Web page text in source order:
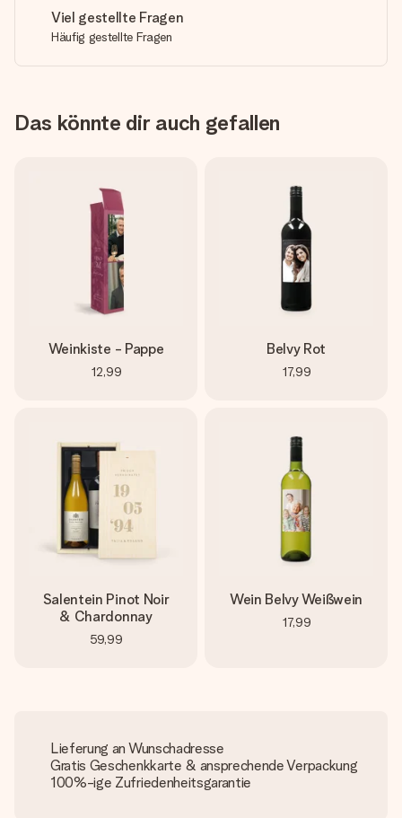
Viel gestellte Fragen
Häufig gestellte Fragen
Das könnte dir auch gefallen
Weinkiste - Pappe
12,99
Belvy Rot
17,99
Salentein Pinot Noir
& Chardonnay
59,99
Wein Belvy Weißwein
17,99
Lieferung an Wunschadresse
Gratis Geschenkkarte & ansprechende Verpackung
100%-ige Zufriedenheitsgarantie